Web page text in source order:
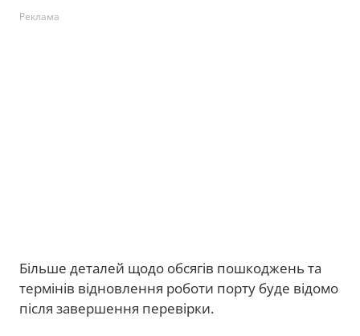
Реклама
Більше деталей щодо обсягів пошкоджень та
термінів відновлення роботи порту буде відомо
після завершення перевірки.